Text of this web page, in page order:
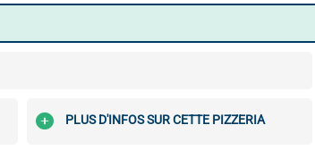
PLUS D'INFOS SUR CETTE PIZZERIA